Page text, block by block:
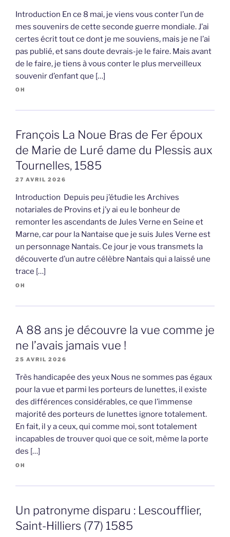
Introduction En ce 8 mai, je viens vous conter l’un de
mes souvenirs de cette seconde guerre mondiale. J’ai
certes écrit tout ce dont je me souviens, mais je ne l’ai
pas publié, et sans doute devrais-je le faire. Mais avant
de le faire, je tiens à vous conter le plus merveilleux
souvenir d’enfant que […]
OH
François La Noue Bras de Fer époux
de Marie de Luré dame du Plessis aux
Tournelles, 1585
27 AVRIL 2026
Introduction Depuis peu j’étudie les Archives
notariales de Provins et j’y ai eu le bonheur de
remonter les ascendants de Jules Verne en Seine et
Marne, car pour la Nantaise que je suis Jules Verne est
un personnage Nantais. Ce jour je vous transmets la
découverte d’un autre célèbre Nantais qui a laissé une
trace […]
OH
A 88 ans je découvre la vue comme je
ne l’avais jamais vue !
25 AVRIL 2026
Très handicapée des yeux Nous ne sommes pas égaux
pour la vue et parmi les porteurs de lunettes, il existe
des différences considérables, ce que l’immense
majorité des porteurs de lunettes ignore totalement.
En fait, il y a ceux, qui comme moi, sont totalement
incapables de trouver quoi que ce soit, même la porte
des […]
OH
Un patronyme disparu : Lescoufflier,
Saint-Hilliers (77) 1585